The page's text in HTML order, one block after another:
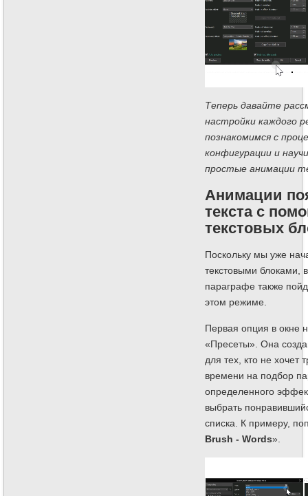
Теперь давайте
настройки каждого
познакомимся с
конфигурации и
простые анимации
Анимации
текста с
текстовых
Поскольку мы уже
текстовыми блоками,
параграфе также
этом режиме.
Первая опция в окне
«Пресеты». Она
для тех, кто не хочет
времени на подбор
определенного
выбрать
списка. К примеру,
Brush - Words».